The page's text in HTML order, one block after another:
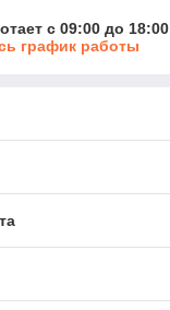
с 09:00 до 18:00
график работы